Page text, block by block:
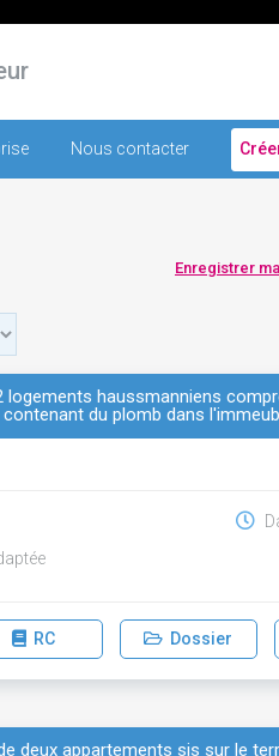
Nous contacter
Enregistrer
logements haussmanniens
du plomb dans
RC Dossier
deux appartements sis sur le